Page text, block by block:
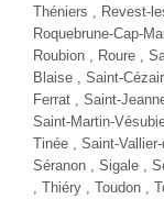
Théniers , Revest-
Roquebrune-Cap-
Roubion , Roure ,
Blaise , Saint-
Ferrat , Saint-
Saint-Martin-
Tinée , Saint-
Séranon , Sigale ,
, Thiéry , Toudon ,